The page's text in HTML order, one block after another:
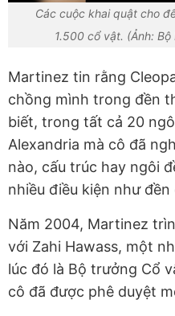
Các cuộc khai quật cho
1.500 cổ vật. (Ảnh:
Martinez tin rằng
chồng mình trong đền
biết, trong tất cả 20
Alexandria mà cô đã
nào, cấu trúc hay ngôi
nhiều điều kiện như đền
Năm 2004, Martinez
với Zahi Hawass, một
lúc đó là Bộ trưởng Cổ
cô đã được phê duyệt